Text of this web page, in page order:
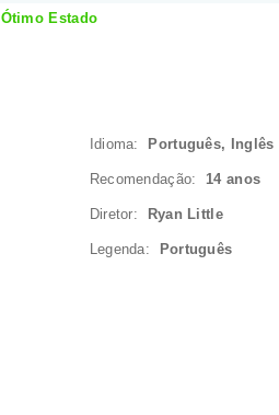
Ótimo Estado
Idioma: Português, Inglês
Recomendação:14 anos
Diretor: Ryan Little
Legenda: Português